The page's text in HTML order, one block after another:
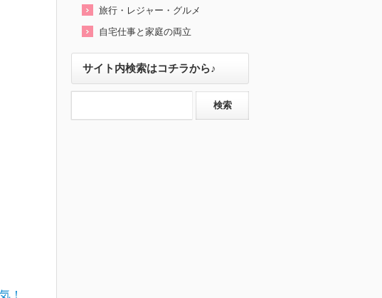
！
旅行・レジャー・グルメ
自宅仕事と家庭の両立
サイト内検索はコチラから♪